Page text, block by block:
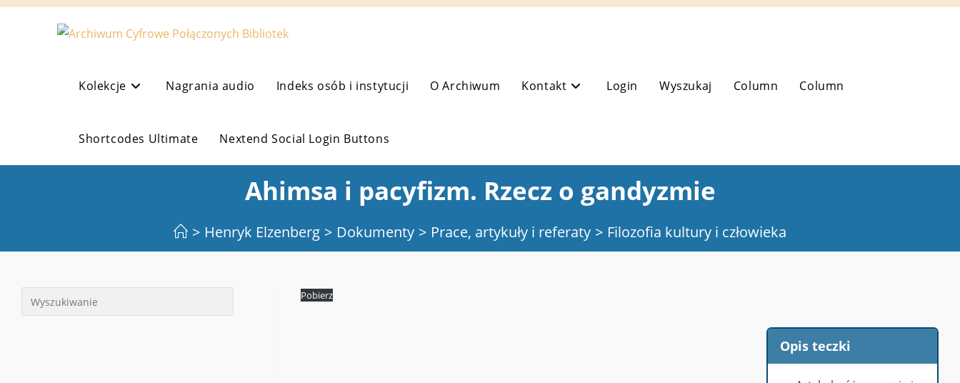
Koniec
Kolekcje Nagrania audio Indeks osób i instytucji O Archiwum Kontakt Login Wyszukaj Column Column
Shortcodes Ultimate Nextend Social Login Buttons
Ahimsa i pacyfizm. Rzecz o gandyzmie
> Henryk Elzenberg > Dokumenty > Prace, artykuły i referaty > Filozofia kultury i człowieka
Pobierz
Opis teczki